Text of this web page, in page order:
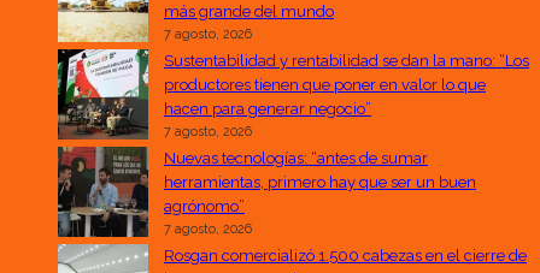
más grande del mundo
7 agosto, 2026
Sustentabilidad y rentabilidad se dan la mano: “Los
productores tienen que poner en valor lo que
hacen para generar negocio”
7 agosto, 2026
Nuevas tecnologías: “antes de sumar
herramientas, primero hay que ser un buen
agrónomo”
7 agosto, 2026
Rosgan comercializó 1.500 cabezas en el cierre de